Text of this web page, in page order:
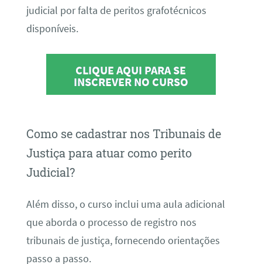
judicial por falta de peritos grafotécnicos
disponíveis.
CLIQUE AQUI PARA SE
INSCREVER NO CURSO
Como se cadastrar nos Tribunais de
Justiça para atuar como perito
Judicial?
Além disso, o curso inclui uma aula adicional
que aborda o processo de registro nos
tribunais de justiça, fornecendo orientações
passo a passo.